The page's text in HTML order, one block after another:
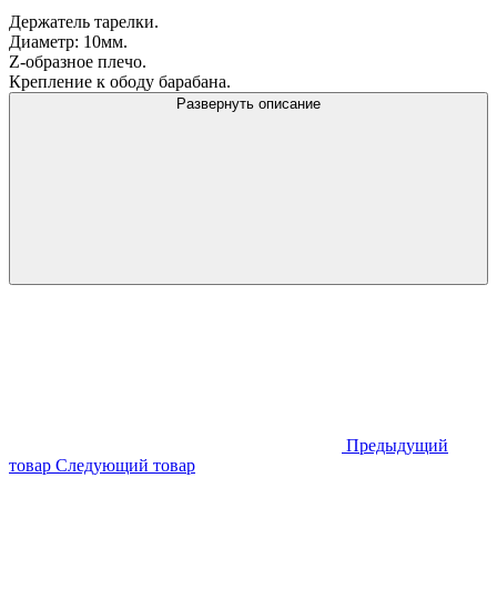
Держатель тарелки.
Диаметр: 10мм.
Z-образное плечо.
Крепление к ободу барабана.
Развернуть описание
Предыдущий
товар Следующий товар